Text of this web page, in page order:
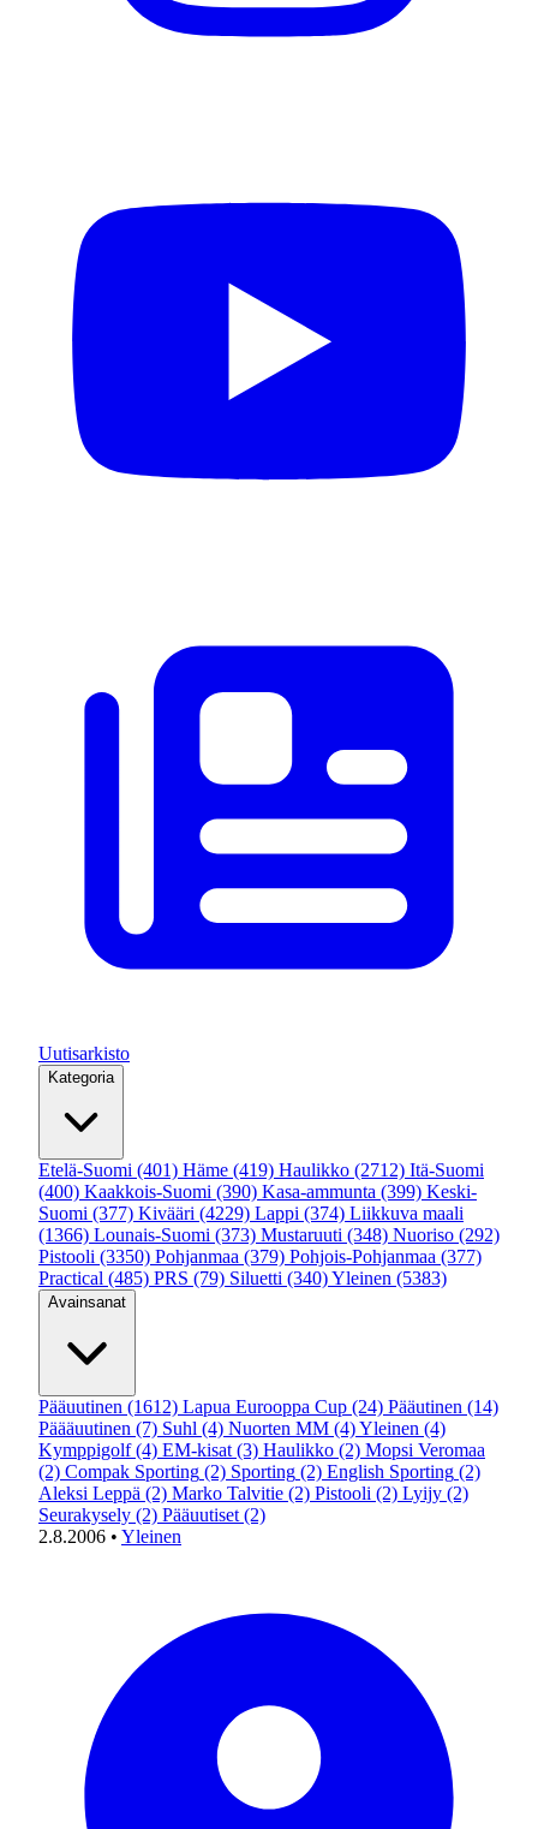
Uutisarkisto
Kategoria
Etelä-Suomi (401) Häme (419) Haulikko (2712) Itä-Suomi
(400) Kaakkois-Suomi (390) Kasa-ammunta (399) Keski-
Suomi (377) Kivääri (4229) Lappi (374) Liikkuva maali
(1366) Lounais-Suomi (373) Mustaruuti (348) Nuoriso (292)
Pistooli (3350) Pohjanmaa (379) Pohjois-Pohjanmaa (377)
Practical (485) PRS (79) Siluetti (340)Yleinen (5383)
Avainsanat
Pääuutinen (1612) Lapua Eurooppa Cup (24) Pääutinen (14)
Päääuutinen (7) Suhl (4) Nuorten MM (4)Yleinen (4)
Kymppigolf (4) EM-kisat (3) Haulikko (2) Mopsi Veromaa
(2) Compak Sporting (2) Sporting (2) English Sporting (2)
Aleksi Leppä (2) Marko Talvitie (2) Pistooli (2) Lyijy (2)
Seurakysely (2) Pääuutiset (2)
2.8.2006 • Yleinen